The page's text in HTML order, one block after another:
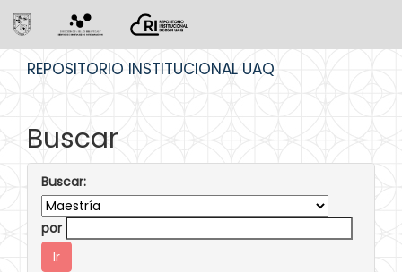
REPOSITORIO INSTITUCIONAL UAQ
Buscar
Buscar:
por